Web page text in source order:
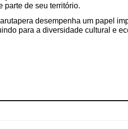
parte de seu território.
desempenha um papel
para a diversidade cultural e